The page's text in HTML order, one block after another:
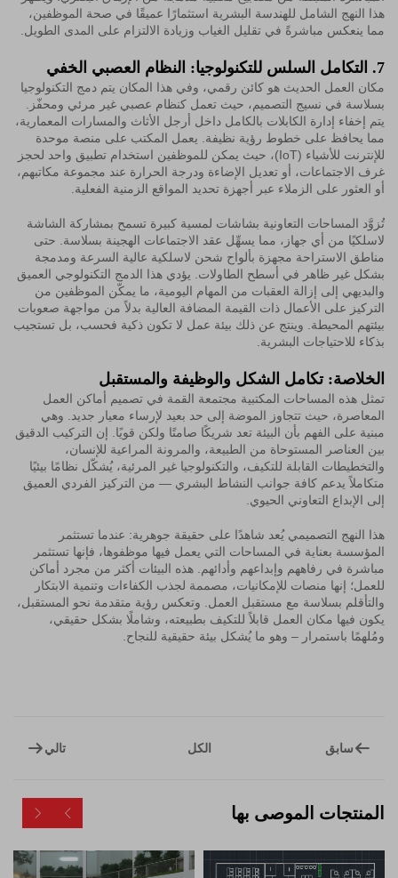
هذا النهج الشامل للهندسة البشرية استثمارًا عميقًا في صحة الموظفين،
مما ينعكس مباشرةً في تقليل الغياب وزيادة الالتزام على المدى الطويل.
7. التكامل السلس للتكنولوجيا: النظام العصبي الخفي
مكان العمل الحديث هو كائن رقمي، وفي هذا المكان يتم دمج التكنولوجيا
بسلاسة في نسيج التصميم، حيث تعمل كنظام عصبي غير مرئي ومحفّز.
يتم إخفاء إدارة الكابلات بالكامل داخل أرجل الأثاث والمسارات المعمارية،
مما يحافظ على خطوط رؤية نظيفة. يعمل المكتب على منصة موحدة
للإنترنت للأشياء (IoT)، حيث يمكن للموظفين استخدام تطبيق واحد لحجز
غرف الاجتماعات، أو تعديل الإضاءة ودرجة الحرارة عند مجموعة مكاتبهم،
أو العثور على الزملاء عبر أجهزة تحديد المواقع الزمنية الفعلية.
تُزوَّد المساحات التعاونية بشاشات لمسية كبيرة تسمح بمشاركة الشاشة
لاسلكيًا من أي جهاز، مما يسهِّل عقد الاجتماعات الهجينة بسلاسة. حتى
مناطق الاستراحة مجهزة بألواح شحن لاسلكية عالية السرعة ومدمجة
بشكل غير ظاهر في أسطح الطاولات. يؤدي هذا الدمج التكنولوجي العميق
والبديهي إلى إزالة العقبات من المهام اليومية، ما يمكّن الموظفين من
التركيز على الأعمال ذات القيمة المضافة العالية بدلاً من مواجهة صعوبات
بيئتهم المحيطة. وينتج عن ذلك بيئة عمل لا تكون ذكية فحسب، بل تستجيب
بذكاء للاحتياجات البشرية.
الخلاصة: تكامل الشكل والوظيفة والمستقبل
تمثل هذه المساحات المكتبية مجتمعة القمة في تصميم أماكن العمل
المعاصرة، حيث تتجاوز الموضة إلى حد بعيد لإرساء معيار جديد. وهي
مبنية على الفهم بأن البيئة تعد شريكًا صامتًا ولكن قويًا. إن التركيب الدقيق
بين العناصر المستوحاة من الطبيعة، والمرونة المراعية للإنسان،
والتخطيطات القابلة للتكيف، والتكنولوجيا غير المرئية، يُشكّل نظامًا بيئيًا
متكاملاً يدعم كافة جوانب النشاط البشري — من التركيز الفردي العميق
إلى الإبداع التعاوني الحيوي.
هذا النهج التصميمي يُعد شاهدًا على حقيقة جوهرية: عندما تستثمر
المؤسسة بعناية في المساحات التي يعمل فيها موظفوها، فإنها تستثمر
مباشرة في رفاههم وإبداعهم وأدائهم. هذه البيئات أكثر من مجرد أماكن
للعمل؛ إنها منصات للإمكانيات، مصممة لجذب الكفاءات وتنمية الابتكار
والتأقلم بسلاسة مع مستقبل العمل. وتعكس رؤية متقدمة نحو المستقبل،
يكون فيها مكان العمل قابلاً للتكيف بطبيعته، وشاملًا بشكل حقيقي،
ومُلهمًا باستمرار – وهو ما يُشكل بيئة حقيقية للنجاح.
سابق الكل تالي
المنتجات الموصى بها